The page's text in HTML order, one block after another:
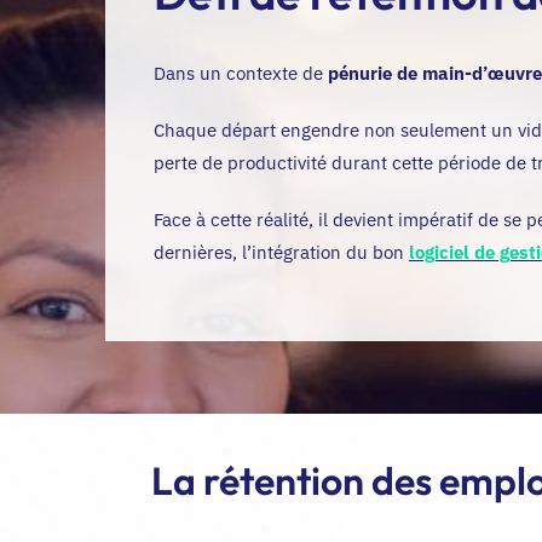
Dans un contexte de pénurie de main-
Chaque départ engendre non seulement un
perte de productivité durant cette période de
Face à cette réalité, il devient impératif de se
dernières, l’intégration du bon logiciel de
La rétention des